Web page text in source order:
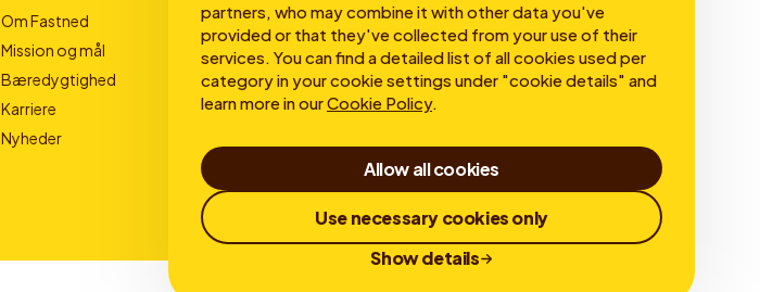
partners, who may combine it with other data you've
provided or that they've collected from your use of their
services. You can find a detailed list of all cookies used per
category in your cookie settings under "cookie details" and
learn more in ourCookie Policy.
Allow all cookies
Use necessary cookies only
Show details
Om Fastned
Mission og mål
Bæredygtighed
Karriere
Nyheder